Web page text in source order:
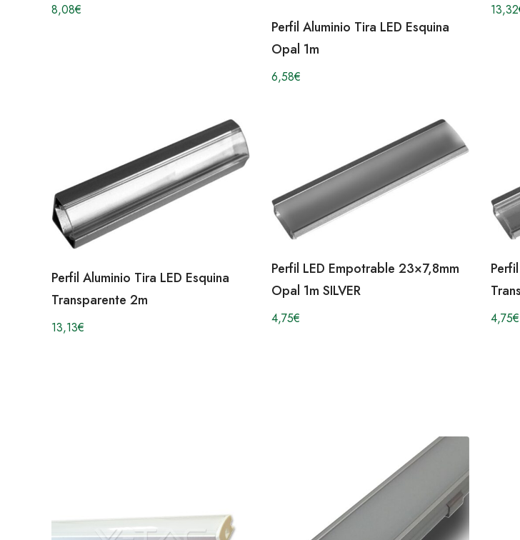
8,08€
Perfil Aluminio Tira LED Esquina
Opal 1m
6,58€
13,32
Perfil Aluminio Tira LED Esquina
Transparente 2m
13,13€
Perfil LED Empotrable 23×7,8mm
Opal 1m SILVER
4,75€ 4,75€